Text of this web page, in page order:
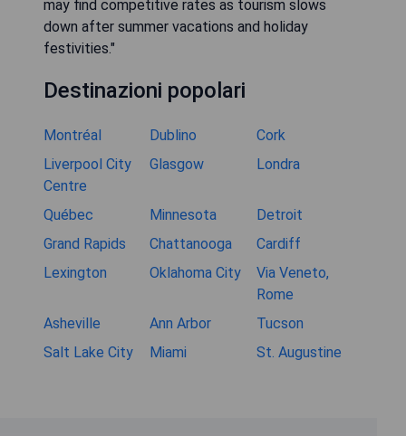
may find competitive rates as tourism slows
down after summer vacations and holiday
festivities."
Destinazioni popolari
Montréal Dublino
Cork
Liverpool City
Centre
Glasgow Londra
Québec Minnesota
Detroit
Grand Rapids
Chattanooga
Cardiff
Lexington
Oklahoma City
Via Veneto,
Rome
Asheville
Ann Arbor
Tucson
Salt Lake City
Miami St. Augustine